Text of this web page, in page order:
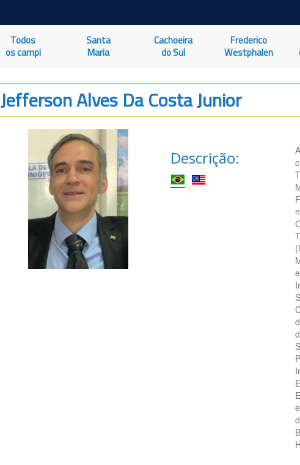
O
Todos
os campi
Santa
Maria
Cachoeira
do Sul
Frederico
Westphalen
Jefferson Alves Da Costa Junior
Descrição: